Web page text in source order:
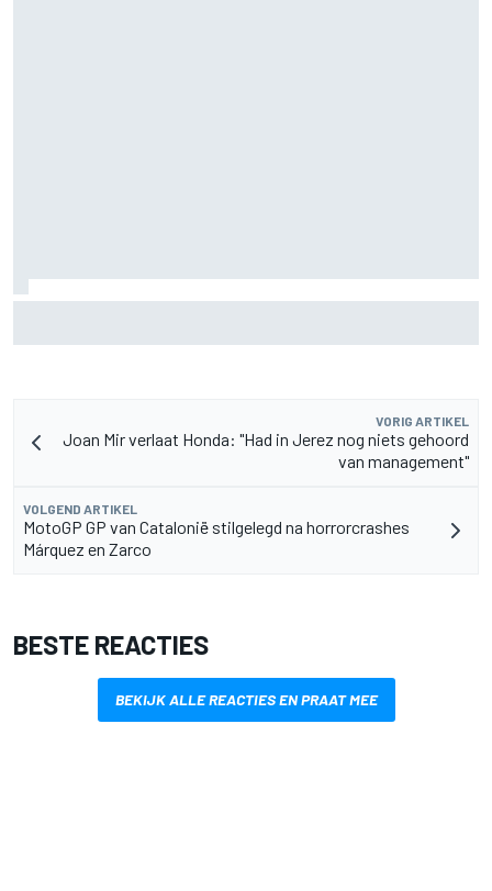
VORIG ARTIKEL
Joan Mir verlaat Honda: "Had in Jerez nog niets gehoord
van management"
VOLGEND ARTIKEL
MotoGP GP van Catalonië stilgelegd na horrorcrashes
Márquez en Zarco
BESTE REACTIES
BEKIJK ALLE REACTIES EN PRAAT MEE